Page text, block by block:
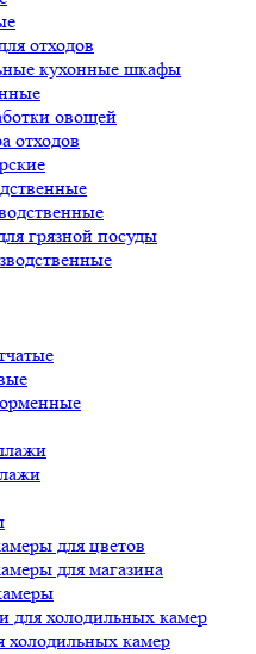
отходов
кухонные шкафы
овощей
отходов
грязной посуды
для цветов
для магазина
для холодильных камер
холодильных камер